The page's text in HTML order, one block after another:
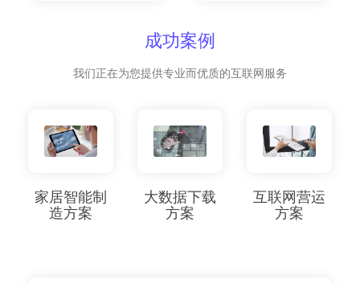
成功案例
我们正在为您提供专业而优质的互联网服务
家居智能制
造方案
大数据下载
方案
互联网营运
方案